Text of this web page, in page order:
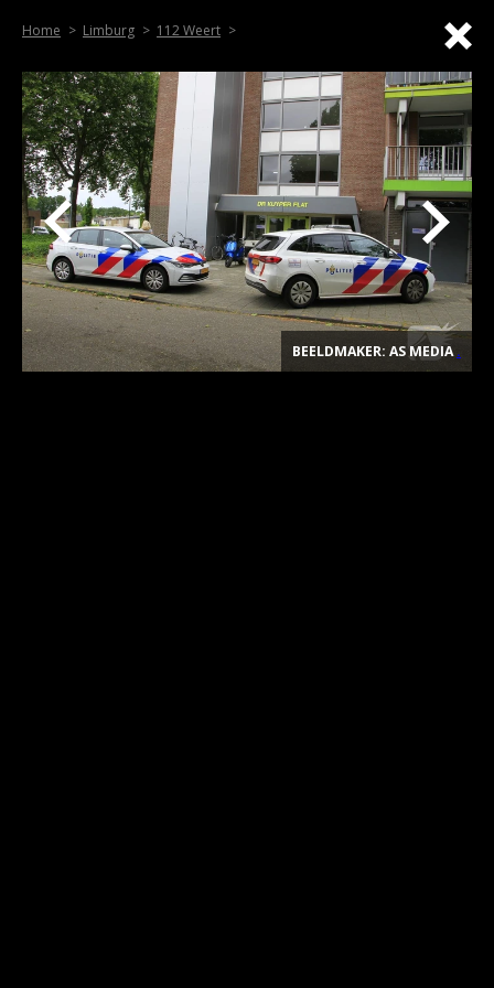
Home Limburg 112 Weert
BEELDMAKER: AS MEDIA.